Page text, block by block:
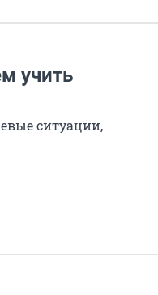
учить
ситуации,